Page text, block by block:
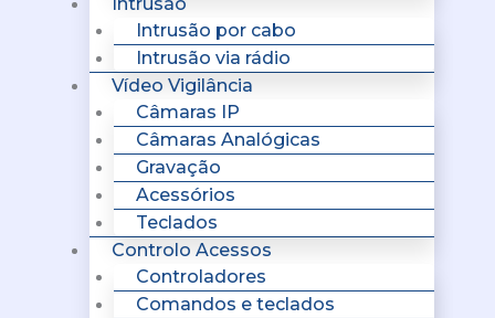
Intrusão por cabo
Intrusão via rádio
Vídeo Vigilância
Câmaras IP
Câmaras Analógicas
Gravação
Acessórios
Teclados
Controlo Acessos
Controladores
Comandos e teclados